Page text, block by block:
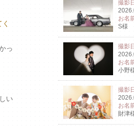
っ
い
撮影日
お名
S様
撮影
お名
小野
撮影日
お名
財津